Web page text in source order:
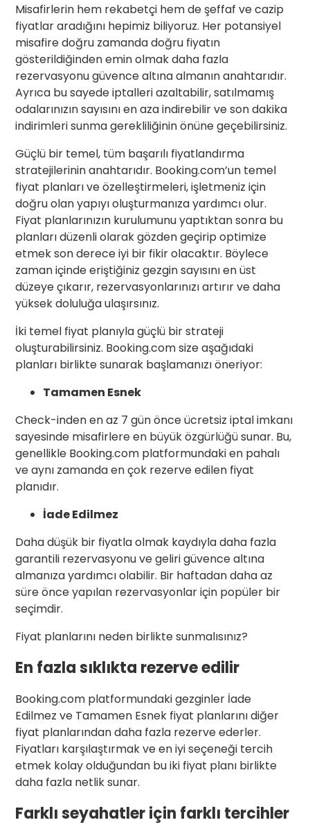
Misafirlerin hem rekabetçi hem de şeffaf ve cazip
fiyatlar aradığını hepimiz biliyoruz. Her potansiyel
misafire doğru zamanda doğru fiyatın
gösterildiğinden emin olmak daha fazla
rezervasyonu güvence altına almanın anahtarıdır.
Ayrıca bu sayede iptalleri azaltabilir, satılmamış
odalarınızın sayısını en aza indirebilir ve son dakika
indirimleri sunma gerekliliğinin önüne geçebilirsiniz.
Güçlü bir temel, tüm başarılı fiyatlandırma
stratejilerinin anahtarıdır. Booking.com’un temel
fiyat planları ve özelleştirmeleri, işletmeniz için
doğru olan yapıyı oluşturmanıza yardımcı olur.
Fiyat planlarınızın kurulumunu yaptıktan sonra bu
planları düzenli olarak gözden geçirip optimize
etmek son derece iyi bir fikir olacaktır. Böylece
zaman içinde eriştiğiniz gezgin sayısını en üst
düzeye çıkarır, rezervasyonlarınızı artırır ve daha
yüksek doluluğa ulaşırsınız.
İki temel fiyat planıyla güçlü bir strateji
oluşturabilirsiniz. Booking.com size aşağıdaki
planları birlikte sunarak başlamanızı öneriyor:
Tamamen Esnek
Check-inden en az 7 gün önce ücretsiz iptal imkanı
sayesinde misafirlere en büyük özgürlüğü sunar. Bu,
genellikle Booking.com platformundaki en pahalı
ve aynı zamanda en çok rezerve edilen fiyat
planıdır.
İade Edilmez
Daha düşük bir fiyatla olmak kaydıyla daha fazla
garantili rezervasyonu ve geliri güvence altına
almanıza yardımcı olabilir. Bir haftadan daha az
süre önce yapılan rezervasyonlar için popüler bir
seçimdir.
Fiyat planlarını neden birlikte sunmalısınız?
En fazla sıklıkta rezerve edilir
Booking.com platformundaki gezginler İade
Edilmez ve Tamamen Esnek fiyat planlarını diğer
fiyat planlarından daha fazla rezerve ederler.
Fiyatları karşılaştırmak ve en iyi seçeneği tercih
etmek kolay olduğundan bu iki fiyat planı birlikte
daha fazla netlik sunar.
Farklı seyahatler için farklı tercihler